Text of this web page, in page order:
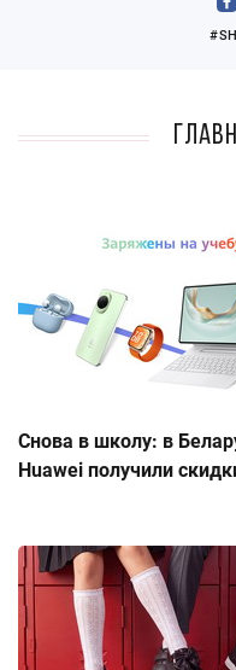
Снова в школу: в
Huawei получили